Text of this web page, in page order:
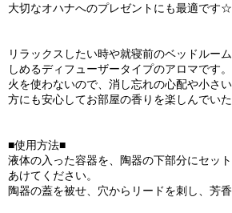
大切なオハナへのプレゼントにも最適です
リラックスしたい時や就寝前のベッドルー
しめるディフューザータイプのアロマです。
火を使わないので、消し忘れの心配や小さ
方にも安心してお部屋の香りを楽しんでいた
■使用方法■
液体の入った容器を、陶器の下部分にセッ
あけてください。
陶器の蓋を被せ、穴からリードを刺し、芳